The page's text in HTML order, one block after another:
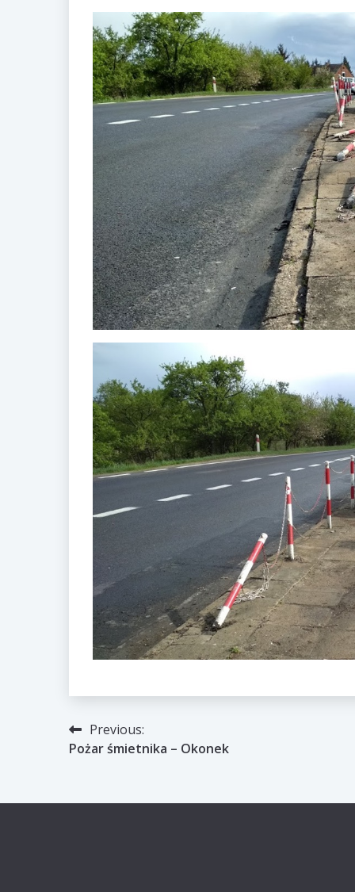
Nawigacja
wpisu
Previous:
Pożar śmietnika – Okonek